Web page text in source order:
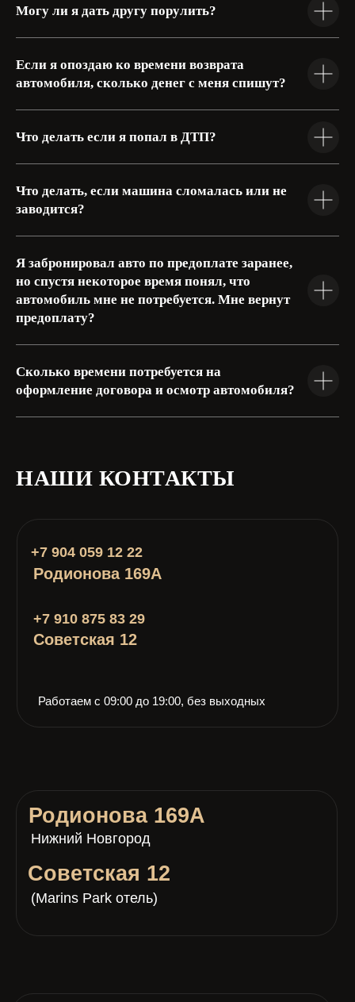
Могу ли я дать другу порулить?
Если я опоздаю ко времени возврата
автомобиля, сколько денег с меня спишут?
Что делать если я попал в ДТП?
Что делать, если машина сломалась или не
заводится?
Я забронировал авто по предоплате заранее,
но спустя некоторое время понял, что
автомобиль мне не потребуется. Мне вернут
предоплату?
Сколько времени потребуется на
оформление договора и осмотр автомобиля?
НАШИ КОНТАКТЫ